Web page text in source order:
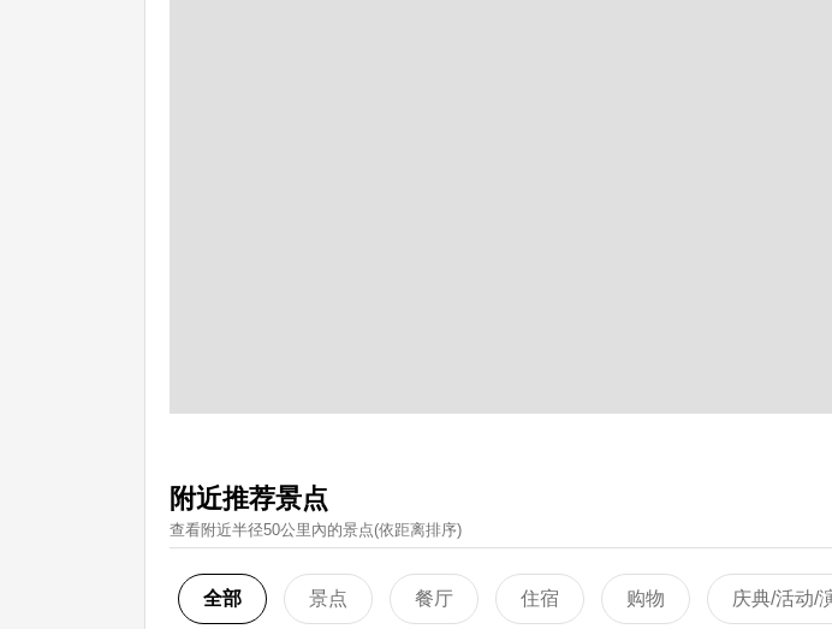
附近推荐景点
查看附近半径50公里內的景点(依距离排序)
全部 景点 餐厅 住宿 购物 庆典/活动/